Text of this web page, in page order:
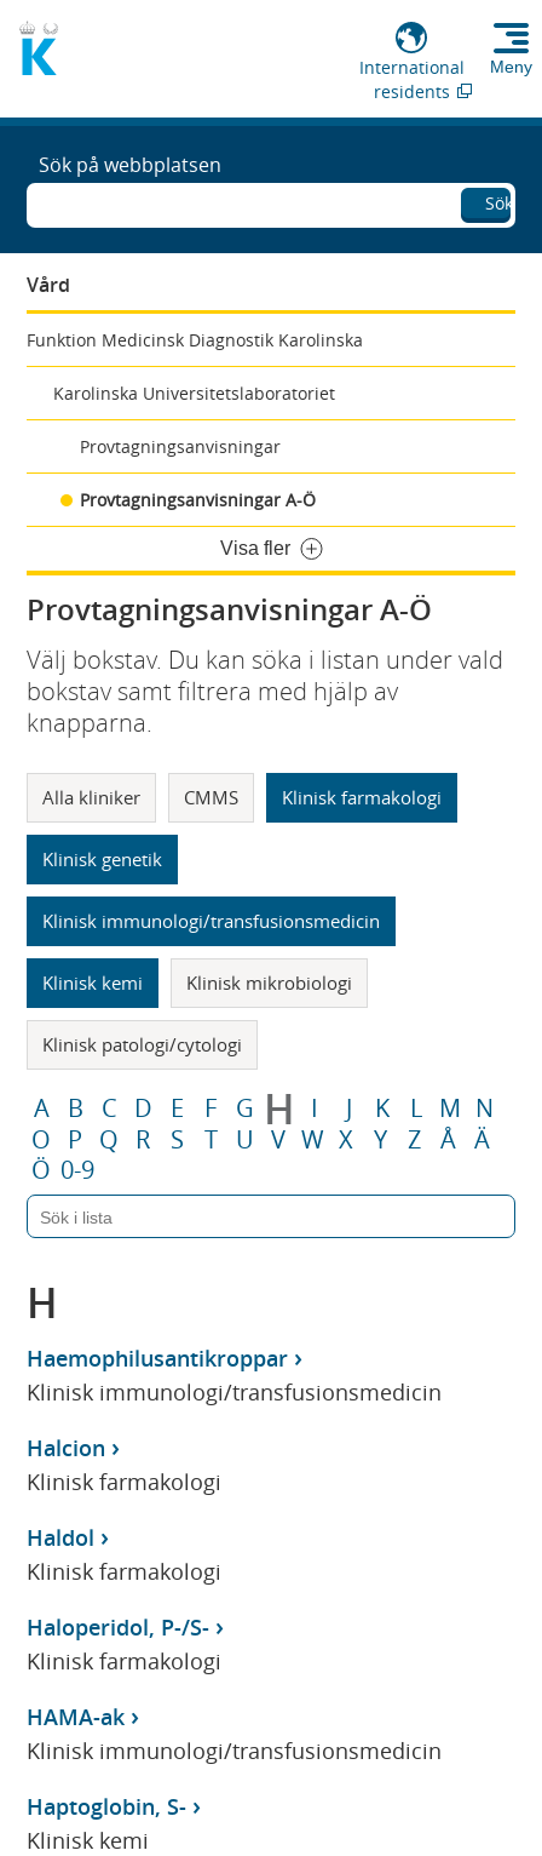
International
residents
Meny
Sök på webbplatsen
Sök
Vård
Funktion Medicinsk Diagnostik Karolinska
Karolinska Universitetslaboratoriet
Provtagningsanvisningar
Provtagningsanvisningar A-Ö
Visa fler
Provtagningsanvisningar A-Ö
Välj bokstav. Du kan söka i listan under vald
bokstav samt filtrera med hjälp av
knapparna.
Alla kliniker CMMS Klinisk farmakologi
Klinisk genetik
Klinisk immunologi/transfusionsmedicin
Klinisk kemi Klinisk mikrobiologi
Klinisk patologi/cytologi
A B C D E F G H I J K L M N
O
P Q R S T U V W X Y Z Å Ä
Ö 0-9
H
Haemophilusantikroppar
Klinisk immunologi/transfusionsmedicin
Halcion
Klinisk farmakologi
Haldol
Klinisk farmakologi
Haloperidol, P-/S-
Klinisk farmakologi
HAMA-ak
Klinisk immunologi/transfusionsmedicin
Haptoglobin, S-
Klinisk kemi